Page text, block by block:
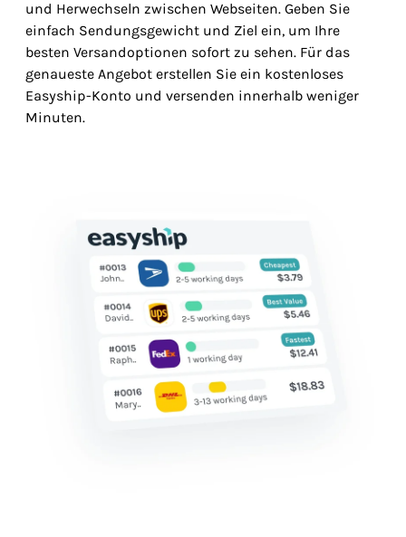
und Herwechseln zwischen Webseiten. Geben Sie
einfach Sendungsgewicht und Ziel ein, um Ihre
besten Versandoptionen sofort zu sehen. Für das
genaueste Angebot erstellen Sie ein kostenloses
Easyship-Konto und versenden innerhalb weniger
Minuten.